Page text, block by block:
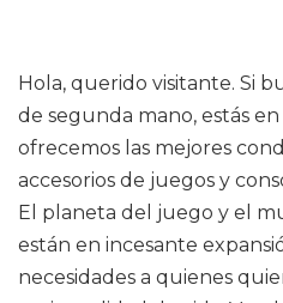
Hola, querido visitante. Si
de segunda mano, estás
ofrecemos las mejores
accesorios de juegos y
El planeta del juego y el
están en incesante
necesidades a quienes